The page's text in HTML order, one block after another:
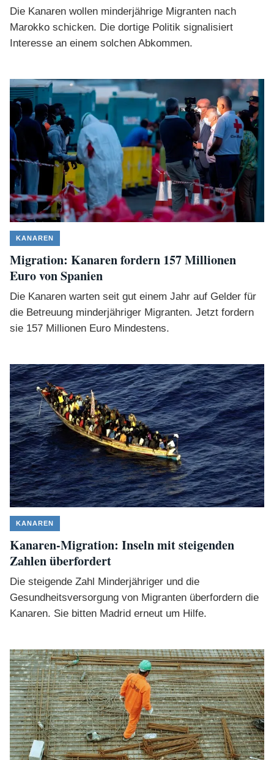
Die Kanaren wollen minderjährige Migranten nach
Marokko schicken. Die dortige Politik signalisiert
Interesse an einem solchen Abkommen.
KANAREN
Migration: Kanaren fordern 157 Millionen
Euro von Spanien
Die Kanaren warten seit gut einem Jahr auf Gelder für
die Betreuung minderjähriger Migranten. Jetzt fordern
sie 157 Millionen Euro Mindestens.
KANAREN
Kanaren-Migration: Inseln mit steigenden
Zahlen überfordert
Die steigende Zahl Minderjähriger und die
Gesundheitsversorgung von Migranten überfordern die
Kanaren. Sie bitten Madrid erneut um Hilfe.